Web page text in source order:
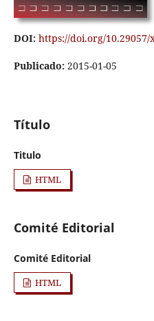
DOI: https://doi.org/10.29057/
Publicado: 2015-01-05
Título
Titulo
HTML
Comité Editorial
Comité Editorial
HTML